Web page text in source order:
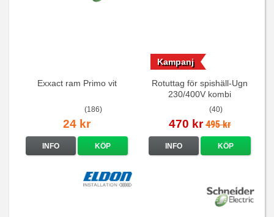
Exxact ram Primo vit
(186)
24 kr
INFO KÖP
Rotuttag för spishäll-Ugn
230/400V kombi
(40)
Kampanj
470 kr 495 kr
INFO KÖP